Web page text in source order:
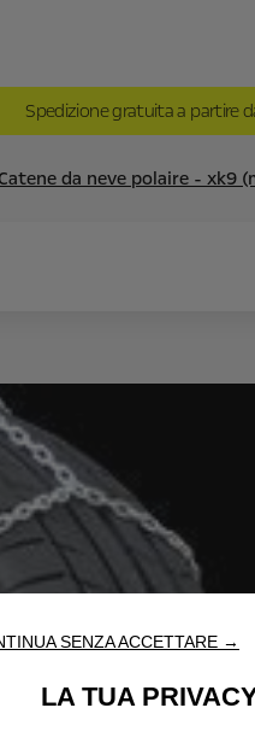
Spedizione gratuita a partire
Catene da neve polaire - xk9
SENZA ACCETTARE →
LA TUA